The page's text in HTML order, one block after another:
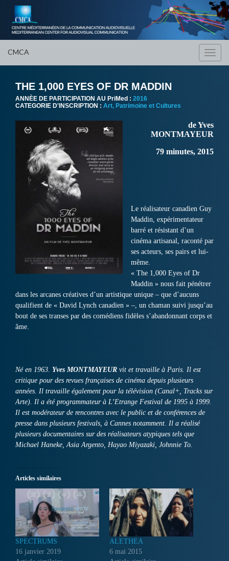
CMCA
THE 1,000 EYES OF DR MADDIN
ANNÈE DE PARTICIPATION AU PriMed : 2016
CATEGORIE D'INSCRIPTION : Art, Patrimoine et Cultures
de Yves
MONTMAYEUR
79 minutes, 2015
Le réalisateur canadien Guy
Maddin, expérimentateur
barré et résistant d’un
cinéma artisanal, raconté par
ses acteurs, ses pairs et lui-
même.
« The 1,000 Eyes of Dr
Maddin » nous fait pénétrer
dans les arcanes créatives d’un artistique unique – que d’aucuns
qualifient de « David Lynch canadien » –, un chaman suivi jusqu’au
bout de ses transes par des comédiens fidèles s’abandonnant corps et
âme.
Né en 1963. Yves MONTMAYEUR vit et travaille à Paris. Il est
critique pour des revues françaises de cinéma depuis plusieurs
années. Il travaille également pour la télévision (Canal+, Tracks sur
Arte). Il a été programmateur à L’Etrange Festival de 1995 à 1999.
Il est modérateur de rencontres avec le public et de conférences de
presse dans plusieurs festivals, à Cannes notamment. Il a réalisé
plusieurs documentaires sur des réalisateurs atypiques tels que
Michael Haneke, Asia Argento, Hayao Miyazaki, Johnnie To.
Articles similaires
SPECTRUMS
16 janvier 2019
ALETHEA
6 mai 2015